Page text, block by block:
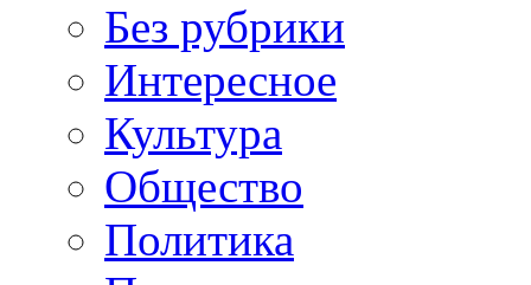
Без рубрики
Интересное
Культура
Общество
Политика